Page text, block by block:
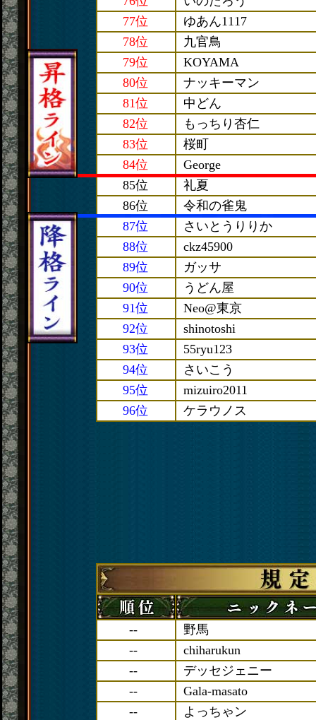
77位
ゆあん1117
78位
九官鳥
79位
KOYAMA
80位
ナッキーマン
81位
中どん
82位
もっちり杏仁
83位
桜町
84位
George
85位
礼夏
86位
令和の雀鬼
87位
さいとうりりか
88位
ckz45900
89位
ガッサ
90位
うどん屋
91位
Neo@東京
92位
shinotoshi
93位
55ryu123
94位
さいこう
95位
mizuiro2011
96位
ケラウノス
--
野馬
--
chiharukun
--
デッセジェニー
--
Gala-masato
--
よっちゃン